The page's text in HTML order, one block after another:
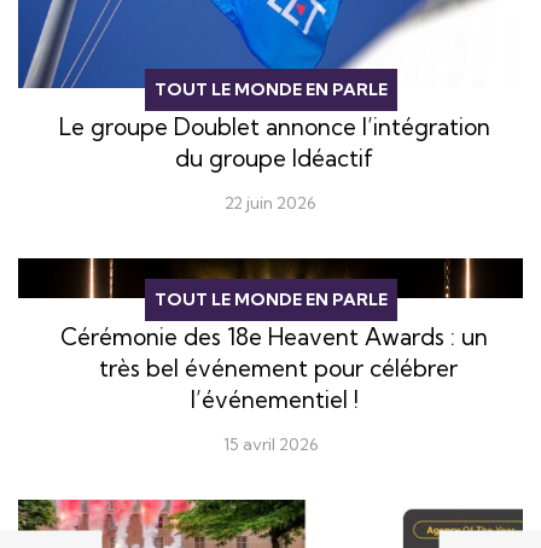
TOUT LE MONDE EN PARLE
Le groupe Doublet annonce l’intégration
du groupe Idéactif
22 juin 2026
TOUT LE MONDE EN PARLE
Cérémonie des 18e Heavent Awards : un
très bel événement pour célébrer
l’événementiel !
15 avril 2026